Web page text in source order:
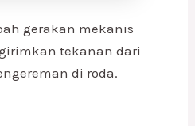
gerakan mekanis
tekanan dari
di roda.